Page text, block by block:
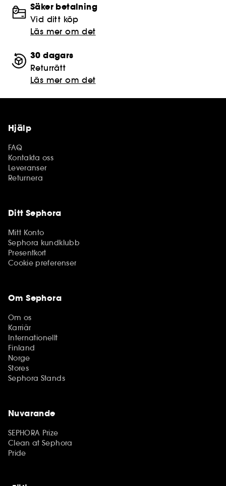
Säker betalning
Vid ditt köp
Läs mer om det
30 dagars
Returrätt
Läs mer om det
Hjälp
FAQ
Kontakta oss
Leveranser
Returnera
Ditt Sephora
Mitt Konto
Sephora kundklubb
Presentkort
Cookie preferenser
Om Sephora
Om os
Karriär
Internationellt
Finland
Norge
Stores
Sephora Stands
Nuvarande
SEPHORA Prize
Clean at Sephora
Pride